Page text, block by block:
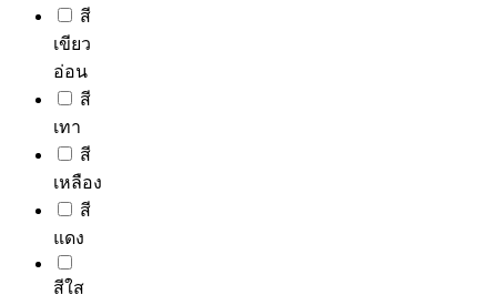
สี
เขียว
อ่อน
สี
เทา
สี
เหลือง
สี
แดง
สีใส